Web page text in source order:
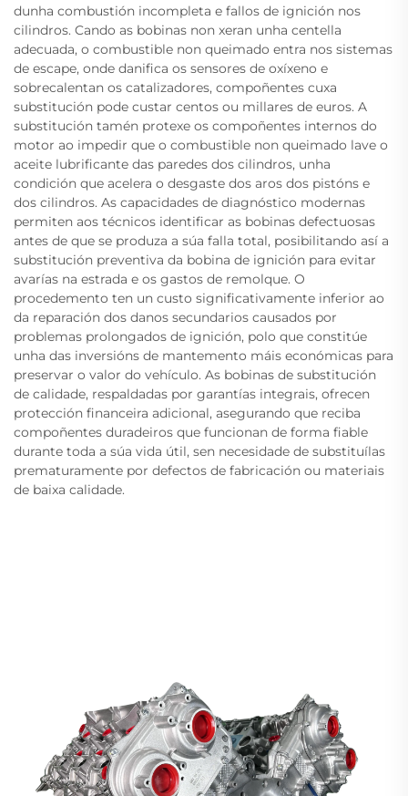
dunha combustión incompleta e fallos de ignición nos
cilindros. Cando as bobinas non xeran unha centella
adecuada, o combustible non queimado entra nos sistemas
de escape, onde danifica os sensores de oxíxeno e
sobrecalentan os catalizadores, compoñentes cuxa
substitución pode custar centos ou millares de euros. A
substitución tamén protexe os compoñentes internos do
motor ao impedir que o combustible non queimado lave o
aceite lubrificante das paredes dos cilindros, unha
condición que acelera o desgaste dos aros dos pistóns e
dos cilindros. As capacidades de diagnóstico modernas
permiten aos técnicos identificar as bobinas defectuosas
antes de que se produza a súa falla total, posibilitando así a
substitución preventiva da bobina de ignición para evitar
avarías na estrada e os gastos de remolque. O
procedemento ten un custo significativamente inferior ao
da reparación dos danos secundarios causados por
problemas prolongados de ignición, polo que constitúe
unha das inversións de mantemento máis económicas para
preservar o valor do vehículo. As bobinas de substitución
de calidade, respaldadas por garantías integrais, ofrecen
protección financeira adicional, asegurando que reciba
compoñentes duradeiros que funcionan de forma fiable
durante toda a súa vida útil, sen necesidade de substituílas
prematuramente por defectos de fabricación ou materiais
de baixa calidade.